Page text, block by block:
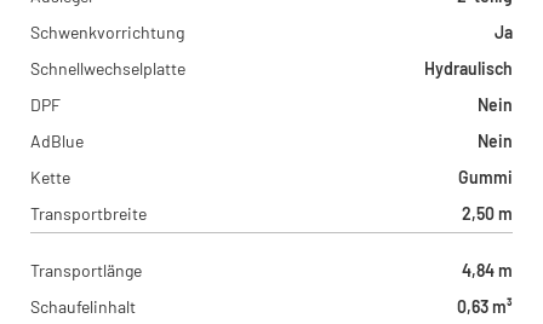
Schwenkvorrichtung
Ja
Schnellwechselplatte
Hydraulisch
DPF
Nein
AdBlue
Nein
Kette
Gummi
Transportbreite
2,50 m
Transportlänge
4,84 m
Schaufelinhalt
0,63 m³